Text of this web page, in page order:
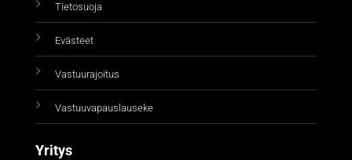
Tietosuoja
Evästeet
Vastuurajoitus
Vastuuvapauslauseke
Yritys